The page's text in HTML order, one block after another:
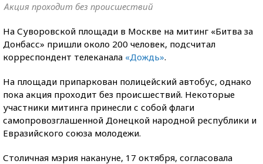
Акция проходит без происшествий
На Суворовской площади в Москве на митинг «Битва за
Донбасс» пришли около 200 человек, подсчитал
корреспондент телеканала «Дождь».
На площади припаркован полицейский автобус, однако
пока акция проходит без происшествий. Некоторые
участники митинга принесли с собой флаги
самопровозглашенной Донецкой народной республики и
Евразийского союза молодежи.
Столичная мэрия накануне, 17 октября, согласовала